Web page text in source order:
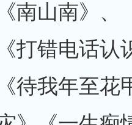
南山南》、
打错电话认
待我年至花